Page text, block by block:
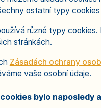
ostatní typy
různé typy
stránkách.
Zásadách ochrany
vaše osobní údaje.
bylo naposledy